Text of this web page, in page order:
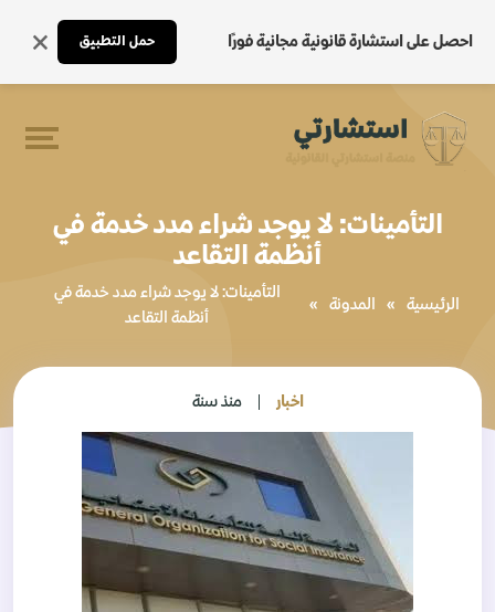
احصل على استشارة قانونية مجانية فورًا حمل التطبيق
التأمينات: لا يوجد شراء مدد خدمة في
أنظمة التقاعد
الرئيسية » المدونة »
التأمينات: لا يوجد شراء مدد خدمة في
أنظمة التقاعد
اخبار منذ سنة